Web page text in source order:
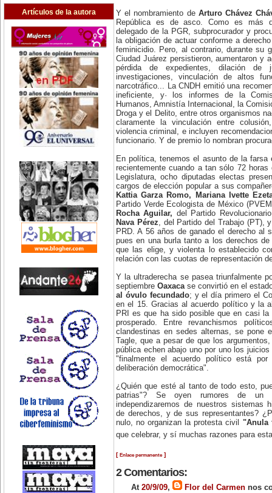
Artículos de la autora Y el nombramiento de Arturo Chávez
República es de asco. Como es más
delegado de la PGR, subprocurador y
la obligación de actuar conforme a
feminicidio. Pero, al contrario, durante su
Ciudad Juárez persistieron, aumentaron y
pérdida de expedientes, dilación de
investigaciones, vinculación de altos
narcotráfico... La CNDH emitió una
ineficiente, y· los informes de la
Humanos, Amnistía Internacional, la
Droga y el Delito, entre otros organismos
claramente la vinculación entre
violencia criminal, e incluyen
funcionario. Y de premio lo nombran
En política, tenemos el asunto de la farsa
recientemente cuando a tan sólo 72
Legislatura, ocho diputadas electas
cargos de elección popular a sus
Kattia Garza Romo, Mariana Ivette
Partido Verde Ecologista de México
Rocha Aguilar, del Partido
Nava Pérez , del Partido del Trabajo (PT),
PRD. A 56 años de ganado el derecho al
pues en una burla tanto a los derechos
que las elige, y violenta lo establecido
relación con las cuotas de representación
Y la ultraderecha se pasea triunfalmente
septiembre Oaxaca se convirtió en el
al óvulo fecundado; y el día primero el
en el 15. Gracias al acuerdo político y la
PRI es que ha sido posible que en casi
prosperado. Entre revanchismos
clandestinas en sedes alternas, se pone
Tagle, que a pesar de que los
pública echen abajo uno por uno los
"finalmente el acuerdo político está
deliberación democrática".
¿Quién que esté al tanto de todo esto,
patrias"? Se oyen rumores de un
independizaremos de nuestros sistemas
de derechos, y de sus representantes?
nulo, no organizan la protesta civil "Anula
que celebrar, y sí muchas razones para
[ Enlace permanente]
2 Comentarios:
At 20/9/09, Flor del Carmen nos